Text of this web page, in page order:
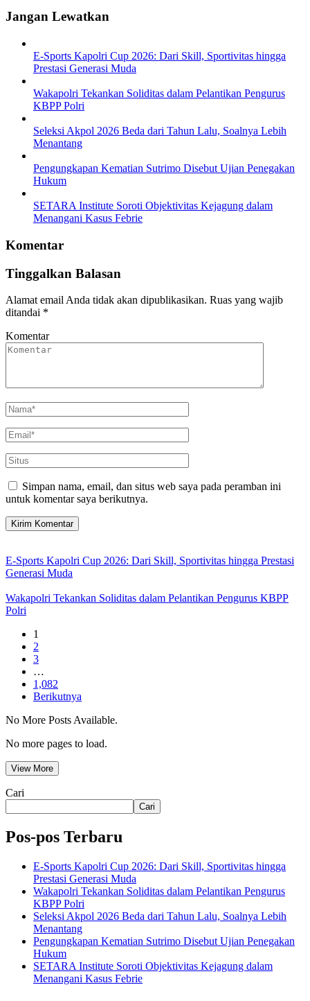
Jangan Lewatkan
E-Sports Kapolri Cup 2026: Dari Skill, Sportivitas hingga
Prestasi Generasi Muda
Wakapolri Tekankan Soliditas dalam Pelantikan Pengurus
KBPP Polri
Seleksi Akpol 2026 Beda dari Tahun Lalu, Soalnya Lebih
Menantang
Pengungkapan Kematian Sutrimo Disebut Ujian Penegakan
Hukum
SETARA Institute Soroti Objektivitas Kejagung dalam
Menangani Kasus Febrie
Komentar
Tinggalkan Balasan
Alamat email Anda tidak akan dipublikasikan. Ruas yang wajib
ditandai *
Komentar
Simpan nama, email, dan situs web saya pada peramban ini
untuk komentar saya berikutnya.
E-Sports Kapolri Cup 2026: Dari Skill, Sportivitas hingga Prestasi
Generasi Muda
Wakapolri Tekankan Soliditas dalam Pelantikan Pengurus KBPP
Polri
1
2
3
…
1,082
Berikutnya
No More Posts Available.
No more pages to load.
View More
Cari
Cari
Pos-pos Terbaru
E-Sports Kapolri Cup 2026: Dari Skill, Sportivitas hingga
Prestasi Generasi Muda
Wakapolri Tekankan Soliditas dalam Pelantikan Pengurus
KBPP Polri
Seleksi Akpol 2026 Beda dari Tahun Lalu, Soalnya Lebih
Menantang
Pengungkapan Kematian Sutrimo Disebut Ujian Penegakan
Hukum
SETARA Institute Soroti Objektivitas Kejagung dalam
Menangani Kasus Febrie